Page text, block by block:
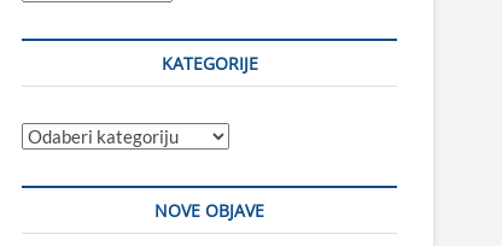
KATEGORIJE
Kategorije
NOVE OBJAVE